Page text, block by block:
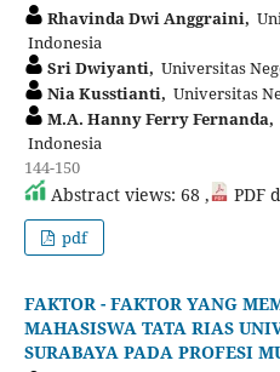
Rhavinda Dwi Anggraini,
Indonesia
Sri Dwiyanti, Universitas
Nia Kusstianti, Universitas
M.A. Hanny Ferry Fernanda,
Indonesia
144-150
Abstract views: 68 , PDF
pdf
FAKTOR - FAKTOR YANG
MAHASISWA TATA RIAS
SURABAYA PADA PROFESI